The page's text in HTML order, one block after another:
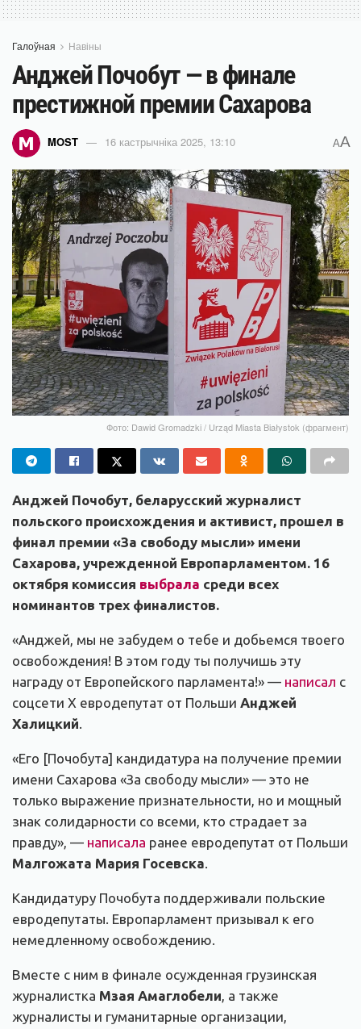
Галоўная Навіны
Анджей Почобут — в финале
престижной премии Сахарова
MOST 16 кастрычніка 2025, 13:10 AA
Фото: Dawid Gromadzki / Urząd Miasta Białystok (фрагмент)
Анджей Почобут, беларусский журналист
польского происхождения и активист, прошел в
финал премии «За свободу мысли» имени
Сахарова, учрежденной Европарламентом. 16
октября комиссия выбрала среди всех
номинантов трех финалистов.
«Анджей, мы не забудем о тебе и добьемся твоего
освобождения! В этом году ты получишь эту
награду от Европейского парламента!» — написал с
соцсети X евродепутат от Польши Анджей
Халицкий.
«Его [Почобута] кандидатура на получение премии
имени Сахарова «За свободу мысли» — это не
только выражение признательности, но и мощный
знак солидарности со всеми, кто страдает за
правду», — написала ранее евродепутат от Польши
Малгожата Мария Госевска.
Кандидатуру Почобута поддерживали польские
евродепутаты. Европарламент призывал к его
немедленному освобождению.
Вместе с ним в финале осужденная грузинская
журналистка Мзая Амаглобели, а также
журналисты и гуманитарные организации,